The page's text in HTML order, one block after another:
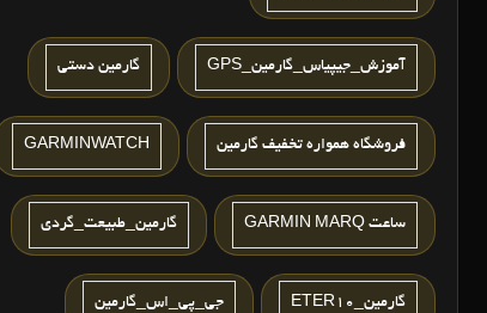
آموزش_جیپیاس_گارمین_GPS گارمين دستي
فروشگاه همواره تخفیف گارمین GARMINWATCH
ساعت GARMIN MARQ گارمین_طبیعت_گردی
گارمین_ETER10 جی_پی_اس_گارمین